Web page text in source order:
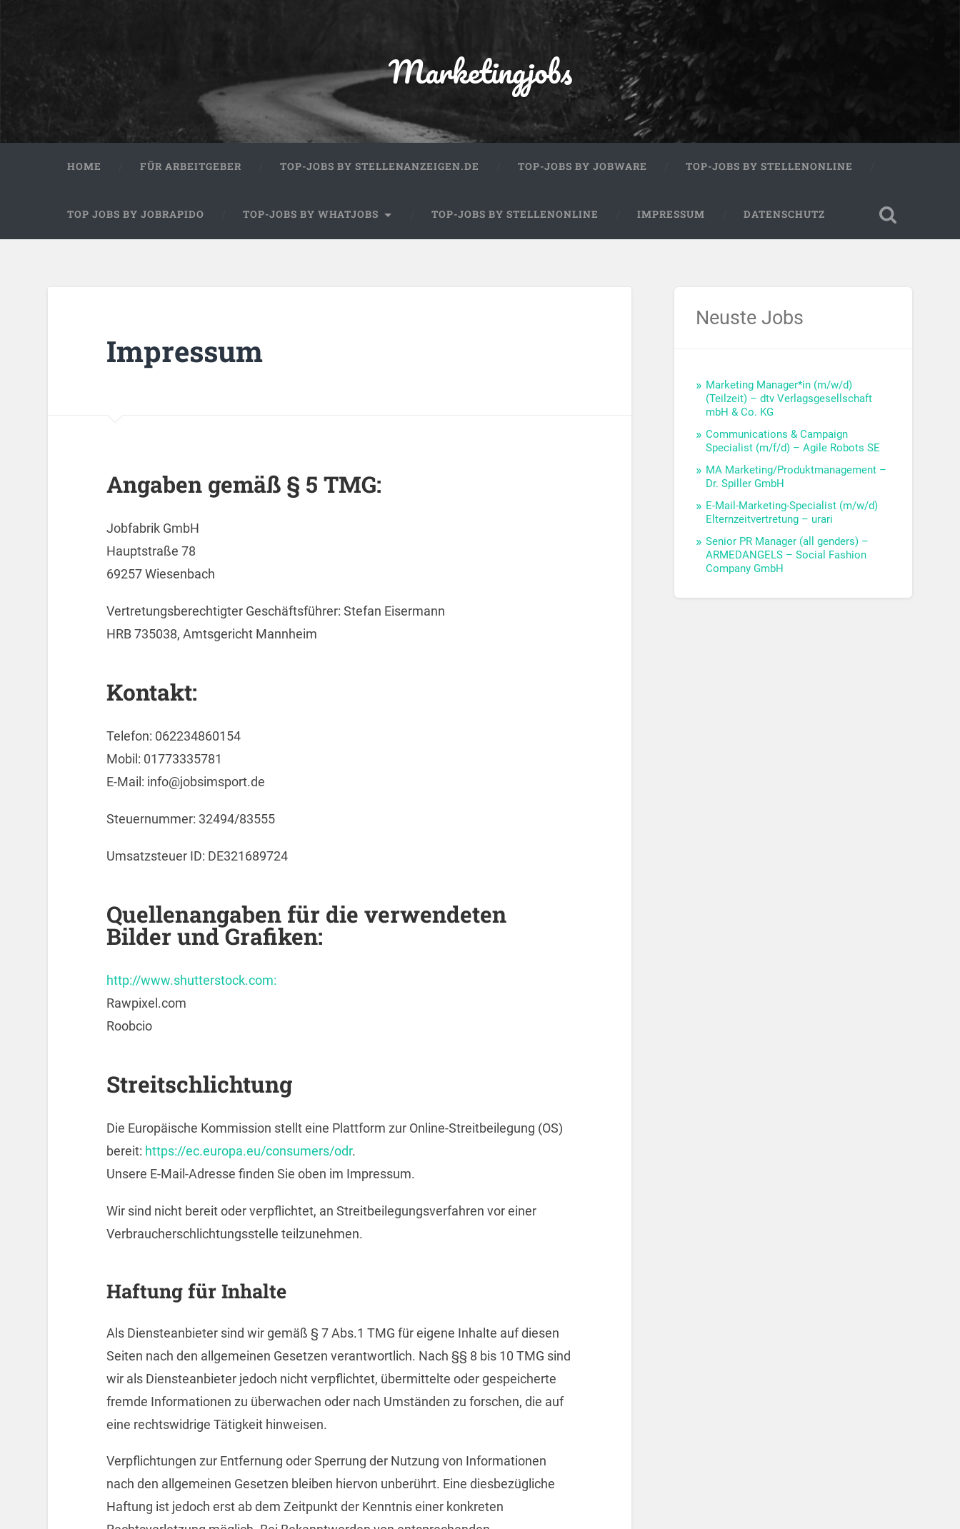
Marketingjobs
HOME FÜR ARBEITGEBER TOP-JOBS BY STELLENANZEIGEN.DE TOP-JOBS BY JOBWARE TOP-JOBS BY STELLENONLINE
TOP JOBS BY JOBRAPIDO TOP-JOBS BY WHATJOBS TOP-JOBS BY STELLENONLINE IMPRESSUM DATENSCHUTZ
Impressum
Angaben gemäß § 5 TMG:
Jobfabrik GmbH
Hauptstraße 78
69257 Wiesenbach
Vertretungsberechtigter Geschäftsführer: Stefan Eisermann
HRB 735038, Amtsgericht Mannheim
Kontakt:
Telefon: 062234860154
Mobil: 01773335781
E-Mail: info@jobsimsport.de
Steuernummer: 32494/83555
Umsatzsteuer ID: DE321689724
Quellenangaben für die verwendeten
Bilder und Grafiken:
http://www.shutterstock.com:
Rawpixel.com
Roobcio
Streitschlichtung
Die Europäische Kommission stellt eine Plattform zur Online-Streitbeilegung (OS)
bereit: https://ec.europa.eu/consumers/odr.
Unsere E-Mail-Adresse finden Sie oben im Impressum.
Wir sind nicht bereit oder verpflichtet, an Streitbeilegungsverfahren vor einer
Verbraucherschlichtungsstelle teilzunehmen.
Haftung für Inhalte
Als Diensteanbieter sind wir gemäß § 7 Abs.1 TMG für eigene Inhalte auf diesen
Seiten nach den allgemeinen Gesetzen verantwortlich. Nach §§ 8 bis 10 TMG sind
wir als Diensteanbieter jedoch nicht verpflichtet, übermittelte oder gespeicherte
fremde Informationen zu überwachen oder nach Umständen zu forschen, die auf
eine rechtswidrige Tätigkeit hinweisen.
Verpflichtungen zur Entfernung oder Sperrung der Nutzung von Informationen
nach den allgemeinen Gesetzen bleiben hiervon unberührt. Eine diesbezügliche
Haftung ist jedoch erst ab dem Zeitpunkt der Kenntnis einer konkreten
Neuste Jobs
Marketing Manager*in (m/w/d)
(Teilzeit) – dtv Verlagsgesellschaft
mbH & Co. KG
Communications & Campaign
Specialist (m/f/d) – Agile Robots SE
MA Marketing/Produktmanagement –
Dr. Spiller GmbH
E-Mail-Marketing-Specialist (m/w/d)
Elternzeitvertretung – urari
Senior PR Manager (all genders) –
ARMEDANGELS – Social Fashion
Company GmbH